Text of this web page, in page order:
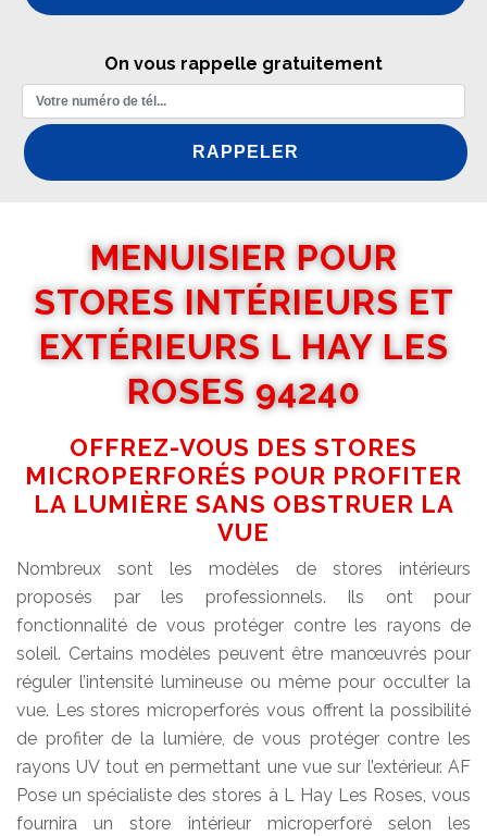
On vous rappelle gratuitement
MENUISIER POUR
STORES INTÉRIEURS ET
EXTÉRIEURS L HAY LES
ROSES 94240
OFFREZ-VOUS DES STORES
MICROPERFORÉS POUR PROFITER
LA LUMIÈRE SANS OBSTRUER LA
VUE
Nombreux sont les modèles de stores intérieurs
proposés par les professionnels. Ils ont pour
fonctionnalité de vous protéger contre les rayons de
soleil. Certains modèles peuvent être manœuvrés pour
réguler l’intensité lumineuse ou même pour occulter la
vue. Les stores microperforés vous offrent la possibilité
de profiter de la lumière, de vous protéger contre les
rayons UV tout en permettant une vue sur l’extérieur. AF
Pose un spécialiste des stores à L Hay Les Roses, vous
fournira un store intérieur microperforé selon les